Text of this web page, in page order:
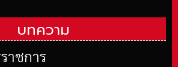
บทความ
าชการ